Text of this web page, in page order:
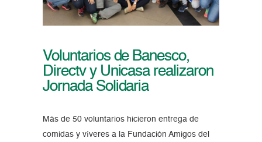
Voluntarios de Banesco,
Directv y Unicasa realizaron
Jornada Solidaria
Más de 50 voluntarios hicieron entrega de
comidas y víveres a la Fundación Amigos del